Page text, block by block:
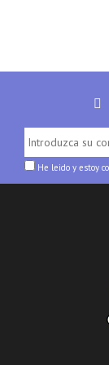
He leido y estoy